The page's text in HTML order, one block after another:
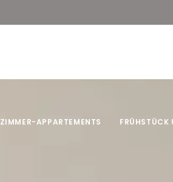
ZIMMER-APPARTEMENTS FRÜHSTÜCK